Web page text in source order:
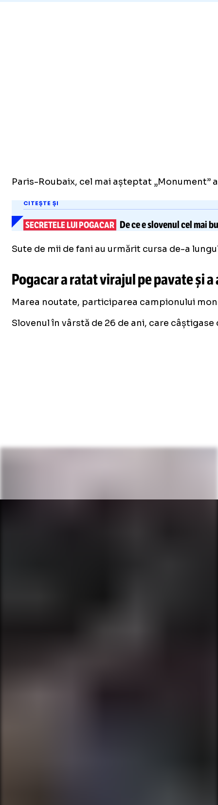
Paris-Roubaix, cel mai așteptat „Monument”
CITEȘTE ȘI
SECRETELE LUI POGACAR De ce e slovenul cel mai
Sute de mii de fani au urmărit cursa de-a
Pogacar a ratat virajul pe pavate și
Marea noutate, participarea campionului
Slovenul în vârstă de 26 de ani, care